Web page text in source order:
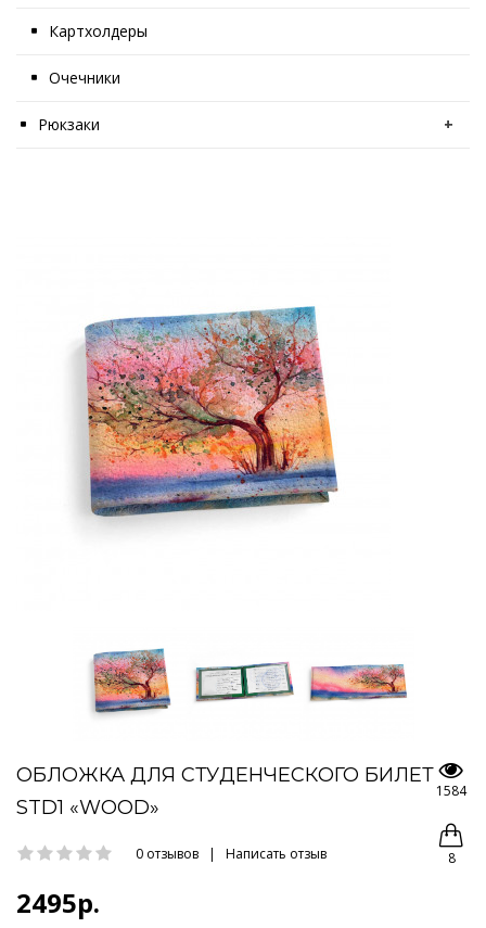
Картхолдеры
Очечники
Рюкзаки +
ОБЛОЖКА ДЛЯ СТУДЕНЧЕСКОГО БИЛЕТ
STD1 «WOOD»
0 отзывов | Написать отзыв
2495р.
1584
8